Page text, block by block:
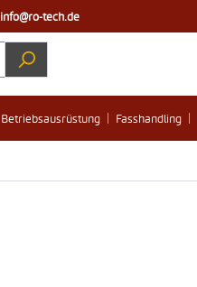
info@ro-tech.de
Betriebsausrüstung Fasshandling